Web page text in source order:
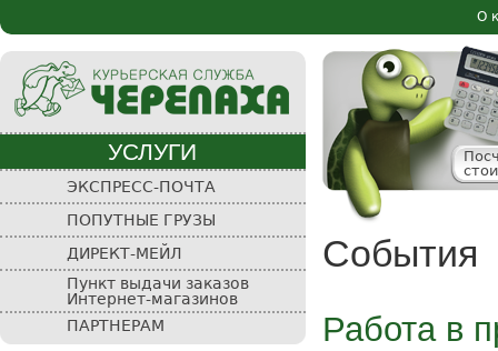
О
Курьерская
служба
"Черепаха"
УСЛУГИ
ЭКСПРЕСС-ПОЧТА
ПОПУТНЫЕ ГРУЗЫ
ДИРЕКТ-МЕЙЛ
Пункт выдачи заказов
Интернет-магазинов
ПАРТНЕРАМ
События
Работа в